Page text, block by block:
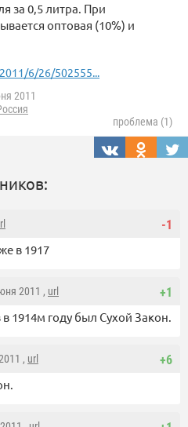
за 0,5 литра. При
оптовая (10%) и
6/26/502555...
2011
проблема (1)
-1
в 1917
+1
2011 , url
в 1914м году был Сухой Закон.
+6
, url